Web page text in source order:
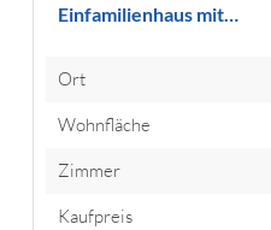
Einfamilienhaus mit…
Ort
Wohnfläche
Zimmer
Kaufpreis